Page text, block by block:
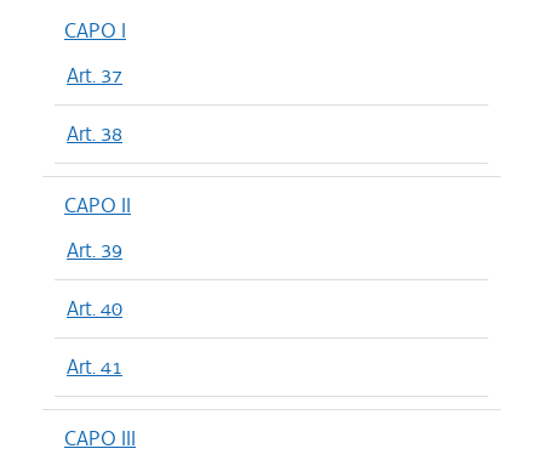
CAPO I
Art. 37
Art. 38
CAPO II
Art. 39
Art. 40
Art. 41
CAPO III